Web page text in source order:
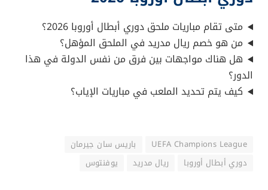
متى تقام مباريات ملحق دوري أبطال أوروبا 2026؟
من هو خصم ريال مدريد في الملحق المؤهل؟
هل هناك مواجهات بين فرق من نفس الدولة في هذا
الدور؟
كيف يتم تحديد الملعب في مباريات الإياب؟
UEFA Champions League
باريس سان جيرمان
دوري أبطال أوروبا
ريال مدريد يوفنتوس